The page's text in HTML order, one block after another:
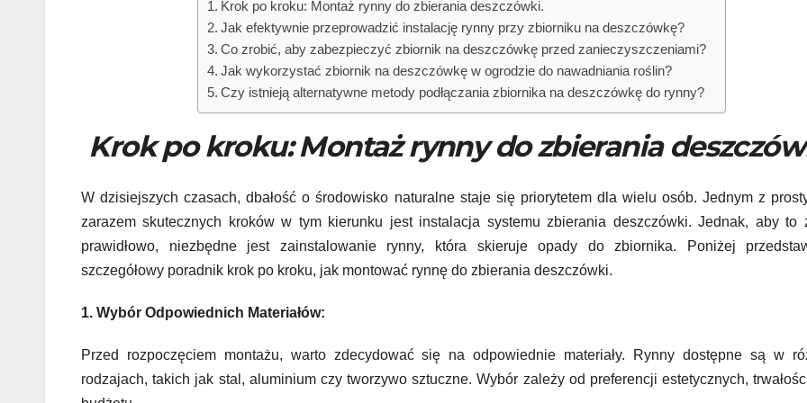
Krok po kroku: Montaż rynny do zbierania deszczówki.
Jak efektywnie przeprowadzić instalację rynny przy zbiorniku na deszczówkę?
Co zrobić, aby zabezpieczyć zbiornik na deszczówkę przed zanieczyszczeniami?
Jak wykorzystać zbiornik na deszczówkę w ogrodzie do nawadniania roślin?
Czy istnieją alternatywne metody podłączania zbiornika na deszczówkę do rynny?
Krok po kroku: Montaż rynny do zbierania
W dzisiejszych czasach, dbałość o środowisko naturalne staje się priorytetem dla wielu osób. Jednym z
zarazem skutecznych kroków w tym kierunku jest instalacja systemu zbierania deszczówki. Jednak, aby to
prawidłowo, niezbędne jest zainstalowanie rynny, która skieruje opady do zbiornika. Poniżej
szczegółowy poradnik krok po kroku, jak montować rynnę do zbierania deszczówki.
1. Wybór Odpowiednich Materiałów:
Przed rozpoczęciem montażu, warto zdecydować się na odpowiednie materiały. Rynny dostępne są w
rodzajach, takich jak stal, aluminium czy tworzywo sztuczne. Wybór zależy od preferencji estetycznych,